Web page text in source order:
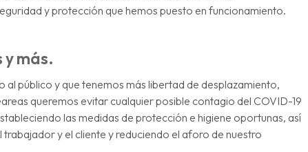
y protección que hemos puesto en funcionamiento.
y más.
público y que tenemos más libertad de desplazamiento,
queremos evitar cualquier posible contagio del COVID-19
las medidas de protección e higiene oportunas, así
y el cliente y reduciendo el aforo de nuestro